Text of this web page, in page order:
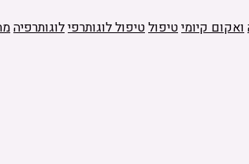
ואקום קיומיטיפולטיפול לוגותרפילוגותרפיה